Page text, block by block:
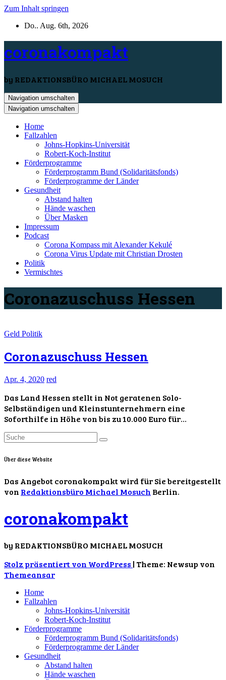
Zum Inhalt springen
Do.. Aug. 6th, 2026
coronakompakt
by REDAKTIONSBÜRO MICHAEL MOSUCH
Navigation umschalten
Navigation umschalten
Home
Fallzahlen
Johns-Hopkins-Universität
Robert-Koch-Institut
Förderprogramme
Förderprogramm Bund (Solidaritätsfonds)
Förderprogramme der Länder
Gesundheit
Abstand halten
Hände waschen
Über Masken
Impressum
Podcast
Corona Kompass mit Alexander Kekulé
Corona Virus Update mit Christian Drosten
Politik
Vermischtes
Coronazuschuss Hessen
Geld Politik
Coronazuschuss Hessen
Apr. 4, 2020 red
Das Land Hessen stellt in Not geratenen Solo-
Selbständigen und Kleinstunternehmern eine
Soforthilfe in Höhe von bis zu 10.000 Euro für…
Über diese Website
Das Angebot coronakompakt wird für Sie bereitgestellt
von Redaktionsbüro Michael Mosuch Berlin.
coronakompakt
by REDAKTIONSBÜRO MICHAEL MOSUCH
Stolz präsentiert von WordPress | Theme: Newsup von
Themeansar
Home
Fallzahlen
Johns-Hopkins-Universität
Robert-Koch-Institut
Förderprogramme
Förderprogramm Bund (Solidaritätsfonds)
Förderprogramme der Länder
Gesundheit
Abstand halten
Hände waschen